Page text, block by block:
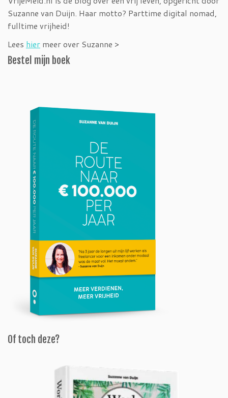
Suzanne van Duijn. Haar motto? Parttime digital nomad,
fulltime vrijheid!
Lees hier meer over Suzanne >
Bestel mijn boek
Of toch deze?